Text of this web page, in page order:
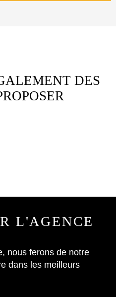
DES
L'AGENCE
nous ferons de notre
dans les meilleurs